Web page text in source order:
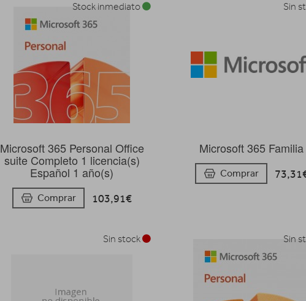
Microsoft 365 Personal Office
suite Completo 1 licencia(s)
Español 1 año(s)
Comprar 103,91€
Stock inmediato
Microsoft 365 Familia
Comprar
Sin
Sin stock Sin